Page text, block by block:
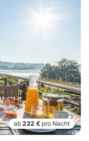
ab 232 € pro Nacht